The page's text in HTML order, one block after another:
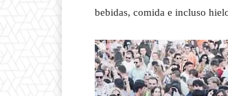
bebidas, comida e incluso